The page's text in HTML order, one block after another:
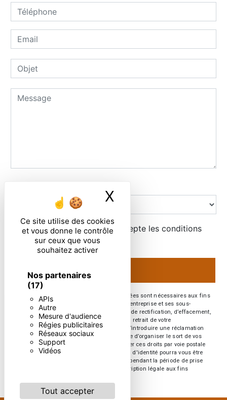
Ce site utilise des cookies
et vous donne le contrôle
sur ceux que vous
souhaitez activer
Nos partenaires
(17)
APIs
Autre
Mesure d'audience
Régies publicitaires
Réseaux sociaux
Support
Vidéos
Tout accepter
X Masquer le
En cochant cette case, j'accepte les conditions
particulières ci-dessous **
** Les données personnelles communiquées sont nécessaires aux fins
de vous contacter. Elles sont destinées à l'entreprise et ses sous-
traitants. Vous disposez de droits d’accès, de rectification, d’effacement,
de portabilité, de limitation, d’opposition, de retrait de votre
consentement à tout moment et du droit d’introduire une réclamation
auprès d’une autorité de contrôle, ainsi que d’organiser le sort de vos
données post-mortem. Vous pouvez exercer ces droits par voie postale
ou par courrier électronique. Un justificatif d'identité pourra vous être
demandé. Nous conservons vos données pendant la période de prise
de contact puis pendant la durée de prescription légale aux fins